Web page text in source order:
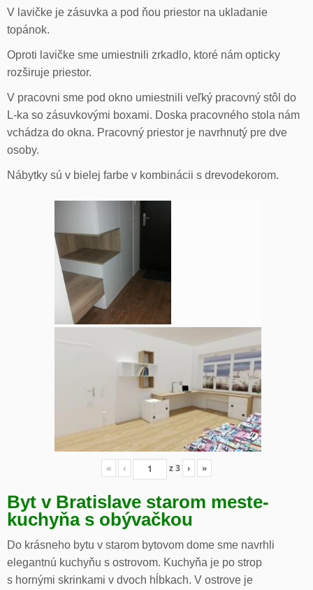
V lavičke je zásuvka a pod ňou priestor na ukladanie
topánok.
Oproti lavičke sme umiestnili zrkadlo, ktoré nám opticky
rozširuje priestor.
V pracovni sme pod okno umiestnili veľký pracovný stôl do
L-ka so zásuvkovými boxami. Doska pracovného stola nám
vchádza do okna. Pracovný priestor je navrhnutý pre dve
osoby.
Nábytky sú v bielej farbe v kombinácii s drevodekorom.
« ‹ z3 › »
Byt v Bratislave starom meste-
kuchyňa s obývačkou
Do krásneho bytu v starom bytovom dome sme navrhli
elegantnú kuchyňu s ostrovom. Kuchyňa je po strop
s hornými skrinkami v dvoch hĺbkach. V ostrove je